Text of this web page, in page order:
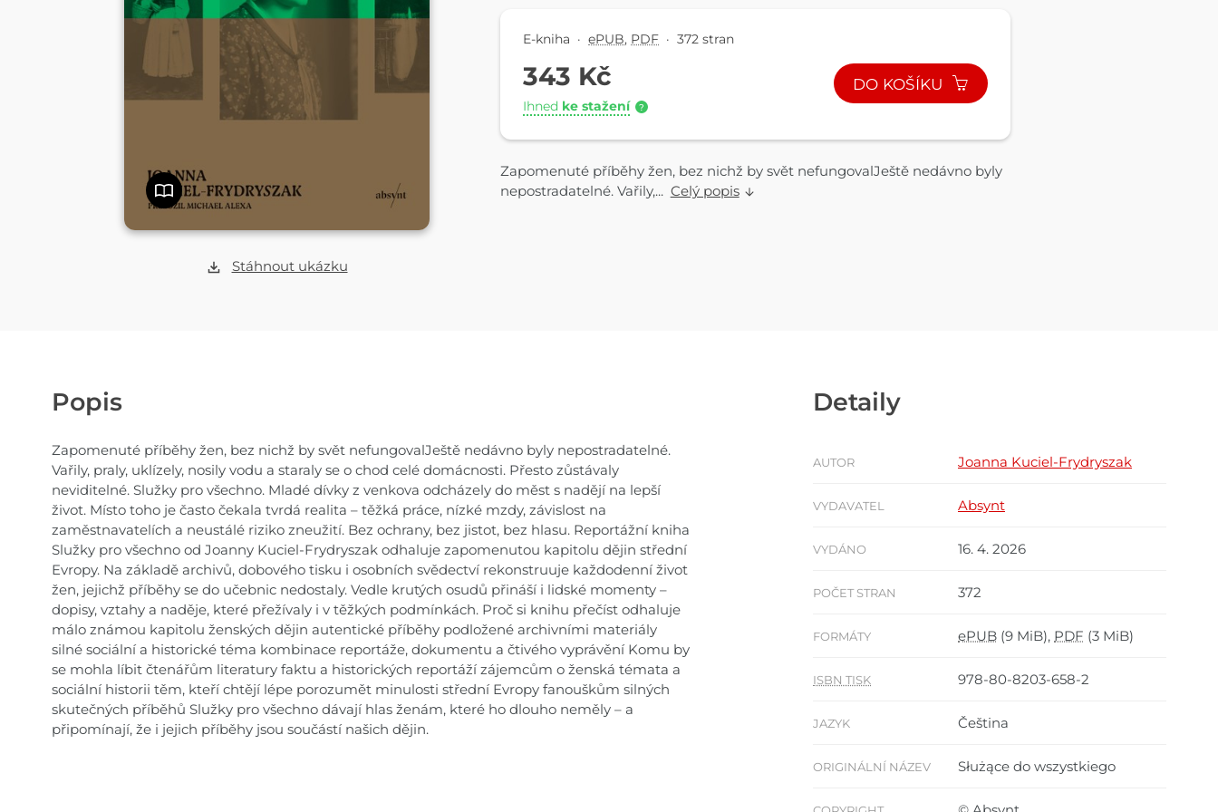
Stáhnout ukázku
E-kniha · ePUB, PDF · 372 stran
343 Kč
Ihned ke stažení ?
DO KOŠÍKU
Zapomenuté příběhy žen, bez nichž by svět nefungovalJeště nedávno byly
nepostradatelné. Vařily,... Celý popis
Popis
Zapomenuté příběhy žen, bez nichž by svět nefungovalJeště nedávno byly nepostradatelné.
Vařily, praly, uklízely, nosily vodu a staraly se o chod celé domácnosti. Přesto zůstávaly
neviditelné. Služky pro všechno. Mladé dívky z venkova odcházely do měst s nadějí na lepší
život. Místo toho je často čekala tvrdá realita – těžká práce, nízké mzdy, závislost na
zaměstnavatelích a neustálé riziko zneužití. Bez ochrany, bez jistot, bez hlasu. Reportážní kniha
Služky pro všechno od Joanny Kuciel-Frydryszak odhaluje zapomenutou kapitolu dějin střední
Evropy. Na základě archivů, dobového tisku i osobních svědectví rekonstruuje každodenní život
žen, jejichž příběhy se do učebnic nedostaly. Vedle krutých osudů přináší i lidské momenty –
dopisy, vztahy a naděje, které přežívaly i v těžkých podmínkách. Proč si knihu přečíst odhaluje
málo známou kapitolu ženských dějin autentické příběhy podložené archivními materiály
silné sociální a historické téma kombinace reportáže, dokumentu a čtivého vyprávění Komu by
se mohla líbit čtenářům literatury faktu a historických reportáží zájemcům o ženská témata a
sociální historii těm, kteří chtějí lépe porozumět minulosti střední Evropy fanouškům silných
skutečných příběhů Služky pro všechno dávají hlas ženám, které ho dlouho neměly – a
připomínají, že i jejich příběhy jsou součástí našich dějin.
Detaily
AUTOR Joanna Kuciel-Frydryszak
VYDAVATEL Absynt
VYDÁNO 16. 4. 2026
POČET STRAN 372
FORMÁTY ePUB (9 MiB), PDF (3 MiB)
ISBN TISK 978-80-8203-658-2
JAZYK Čeština
ORIGINÁLNÍ NÁZEV Służące do wszystkiego